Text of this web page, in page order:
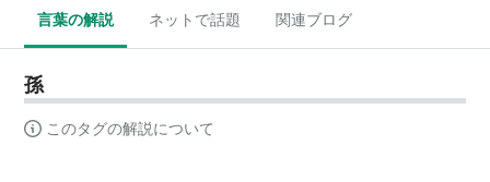
言葉の解説 ネットで話題 関連ブログ
孫
このタグの解説について